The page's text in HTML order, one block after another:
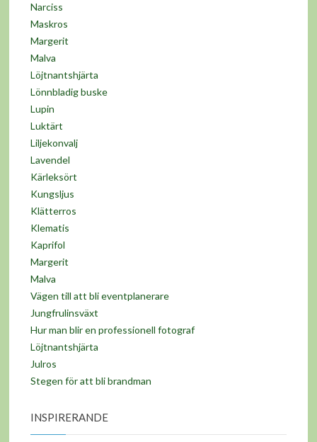
Narciss
Maskros
Margerit
Malva
Löjtnantshjärta
Lönnbladig buske
Lupin
Luktärt
Liljekonvalj
Lavendel
Kärleksört
Kungsljus
Klätterros
Klematis
Kaprifol
Margerit
Malva
Vägen till att bli eventplanerare
Jungfrulinsväxt
Hur man blir en professionell fotograf
Löjtnantshjärta
Julros
Stegen för att bli brandman
INSPIRERANDE